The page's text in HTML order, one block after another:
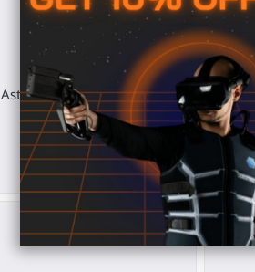
Astina per spalla regolabile x
Luck of the Irish
Any HMD
50,00 €